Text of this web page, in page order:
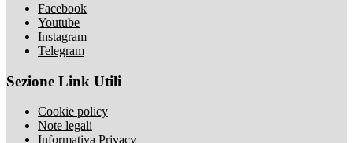
Facebook
Youtube
Instagram
Telegram
Sezione Link Utili
Cookie policy
Note legali
Informativa Privacy